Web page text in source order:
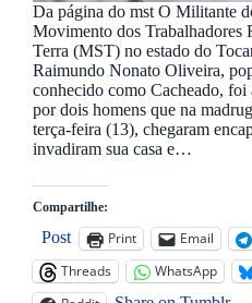
Da página do mst O Militante
Movimento dos Trabalhadores
Terra (MST) no estado do
Raimundo Nonato Oliveira,
conhecido como Cacheado, foi
por dois homens que na
terça-feira (13), chegaram
invadiram sua casa e…
Compartilhe:
Post Print Email
Threads
WhatsApp